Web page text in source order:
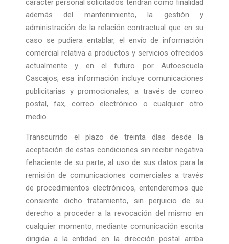
carácter personal solicitados tendrán como finalidad
además del mantenimiento, la gestión y
administración de la relación contractual que en su
caso se pudiera entablar, el envío de información
comercial relativa a productos y servicios ofrecidos
actualmente y en el futuro por Autoescuela
Cascajos; esa información incluye comunicaciones
publicitarias y promocionales, a través de correo
postal, fax, correo electrónico o cualquier otro
medio.
Transcurrido el plazo de treinta días desde la
aceptación de estas condiciones sin recibir negativa
fehaciente de su parte, al uso de sus datos para la
remisión de comunicaciones comerciales a través
de procedimientos electrónicos, entenderemos que
consiente dicho tratamiento, sin perjuicio de su
derecho a proceder a la revocación del mismo en
cualquier momento, mediante comunicación escrita
dirigida a la entidad en la dirección postal arriba